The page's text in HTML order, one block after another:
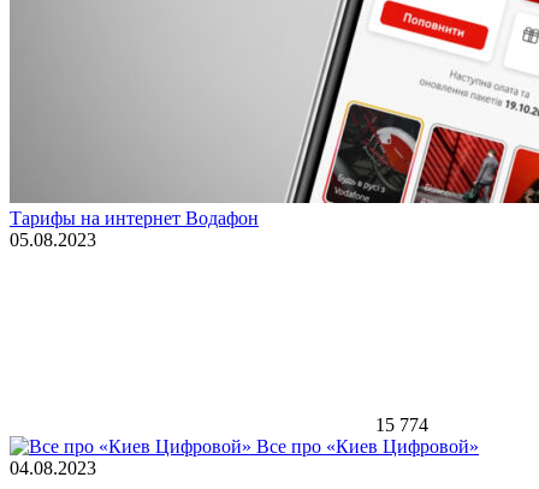
Тарифы на интернет Водафон
05.08.2023
15 774
Все про «Киев Цифровой»
04.08.2023